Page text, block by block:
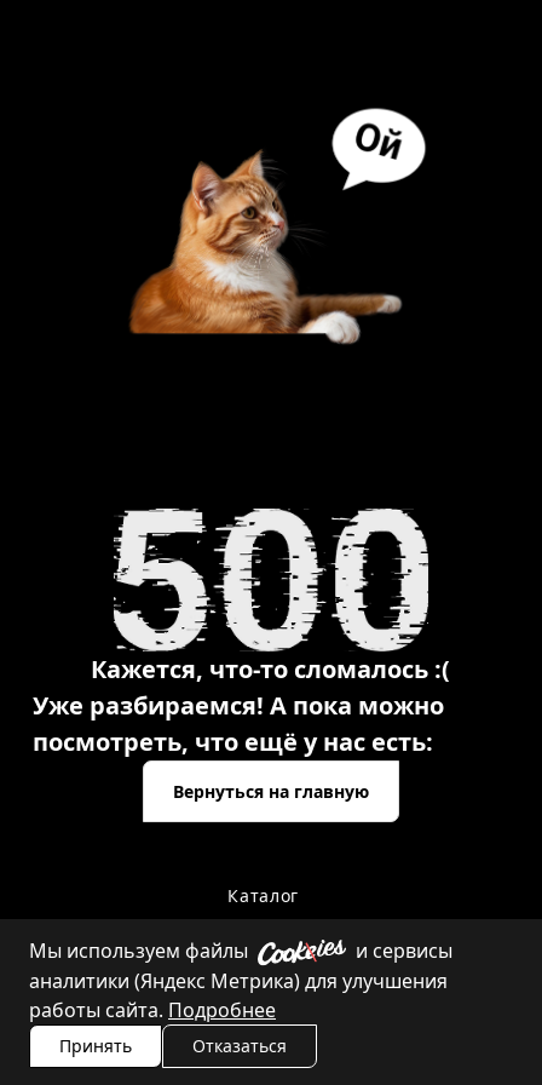
Кажется, что-то сломалось :(
Уже разбираемся! А пока можно
посмотреть, что ещё у нас есть:
Вернуться на главную
Каталог
Контакты
Мы используем файлы
и сервисы
аналитики (Яндекс Метрика) для улучшения
работы сайта. Подробнее
Принять Отказаться